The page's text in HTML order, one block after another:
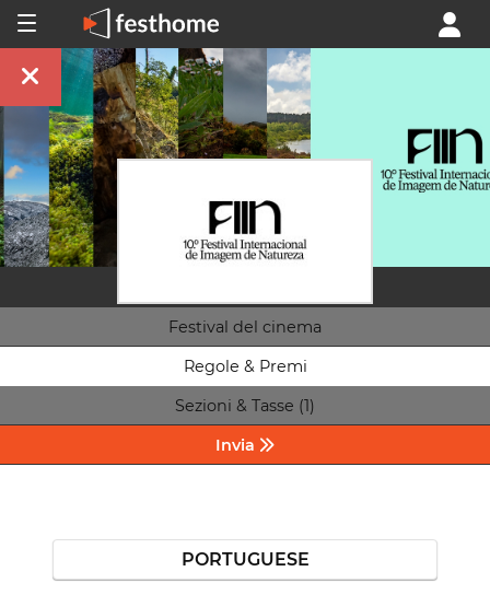
Festival del cinema
Regole & Premi
Sezioni & Tasse (1)
Invia
PORTUGUESE